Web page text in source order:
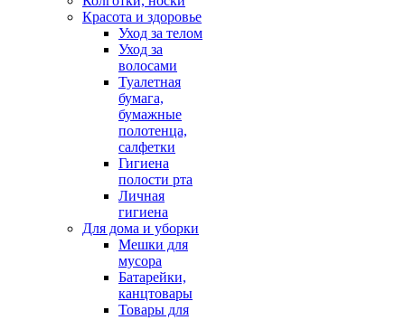
Красота и здоровье
Уход за телом
Уход за
волосами
Туалетная
бумага,
бумажные
полотенца,
салфетки
Гигиена
полости рта
Личная
гигиена
Для дома и уборки
Мешки для
мусора
Батарейки,
канцтовары
Товары для